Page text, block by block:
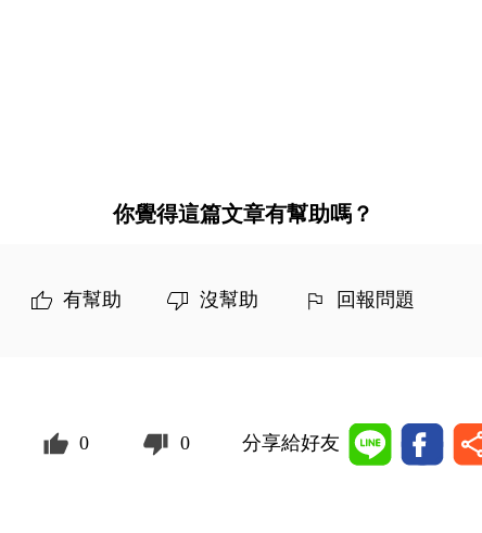
你覺得這篇文章有幫助嗎？
有幫助 沒幫助 回報問題
0 0 分享給好友